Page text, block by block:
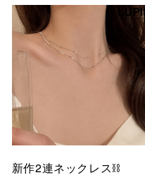
新作2連ネックレス⛓️